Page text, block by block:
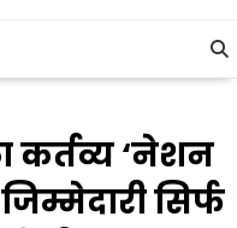
कर्तव्य ‘नेशन
सिर्फ